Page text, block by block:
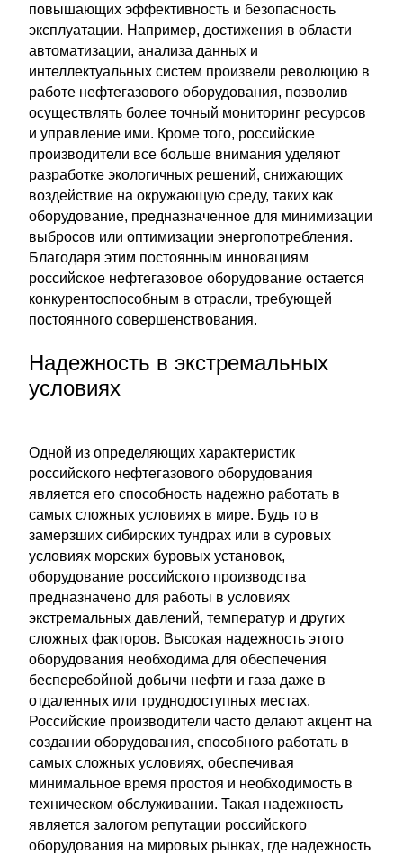
повышающих эффективность и безопасность
эксплуатации. Например, достижения в области
автоматизации, анализа данных и
интеллектуальных систем произвели революцию в
работе нефтегазового оборудования, позволив
осуществлять более точный мониторинг ресурсов
и управление ими. Кроме того, российские
производители все больше внимания уделяют
разработке экологичных решений, снижающих
воздействие на окружающую среду, таких как
оборудование, предназначенное для минимизации
выбросов или оптимизации энергопотребления.
Благодаря этим постоянным инновациям
российское нефтегазовое оборудование остается
конкурентоспособным в отрасли, требующей
постоянного совершенствования.
Надежность в экстремальных
условиях
Одной из определяющих характеристик
российского нефтегазового оборудования
является его способность надежно работать в
самых сложных условиях в мире. Будь то в
замерзших сибирских тундрах или в суровых
условиях морских буровых установок,
оборудование российского производства
предназначено для работы в условиях
экстремальных давлений, температур и других
сложных факторов. Высокая надежность этого
оборудования необходима для обеспечения
бесперебойной добычи нефти и газа даже в
отдаленных или труднодоступных местах.
Российские производители часто делают акцент на
создании оборудования, способного работать в
самых сложных условиях, обеспечивая
минимальное время простоя и необходимость в
техническом обслуживании. Такая надежность
является залогом репутации российского
оборудования на мировых рынках, где надежность